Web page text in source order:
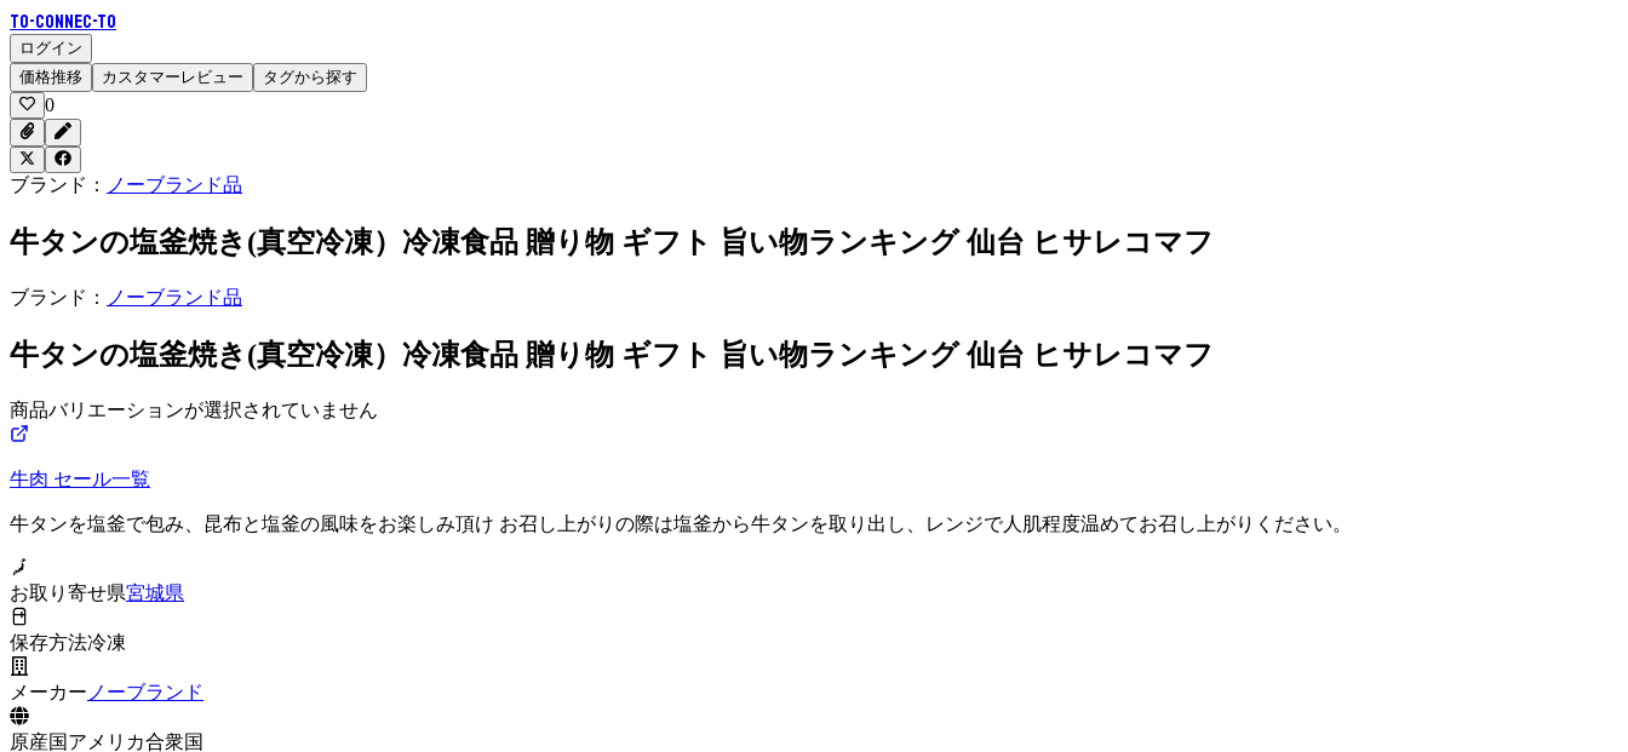
To-Connec-TO
ログイン
価格推移
カスタマーレビュー タグから探す
0
ブランド： ノーブランド品
牛タンの塩釜焼き(真空冷凍）冷凍食品 贈り物 ギフト 旨い物ランキング 仙台 ヒサレコマフ
ブランド： ノーブランド品
牛タンの塩釜焼き(真空冷凍）冷凍食品 贈り物 ギフト 旨い物ランキング 仙台 ヒサレコマフ
商品バリエーションが選択されていません
牛肉 セール一覧
牛タンを塩釜で包み、昆布と塩釜の風味をお楽しみ頂け お召し上がりの際は塩釜から牛タンを取り出し、レンジで人肌程度温めてお召し上がりください。
お取り寄せ県宮城県
保存方法冷凍
メーカー ノーブランド
原産国アメリカ合衆国